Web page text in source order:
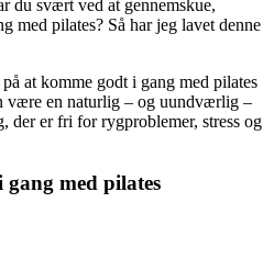
du svært ved at gennemskue,
med pilates? Så har jeg lavet denne
at komme godt i gang med pilates
være en naturlig – og uundværlig –
der er fri for rygproblemer, stress og
med pilates